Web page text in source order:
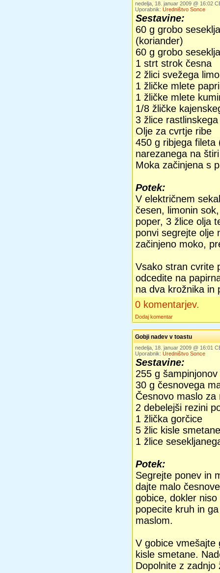
nedelja, 18. januar 2009 @ 16:02
Uporabnik: Uredništvo Sonce
Sestavine:
60 g grobo
(koriander)
60 g grobo
1 strt strok česna
2 žlici svežega
1 žličke mlete
1 žličke mlete
1/8 žličke
3 žlice rastlinskega
Olje za cvrtje ribe
450 g ribjega fileta
narezanega na
Moka začinjena s
Potek:
V električnem
česen, limonin
poper, 3 žlice olja
ponvi segrejte olje
začinjeno moko,
Vsako stran cvrite
odcedite na
na dva krožnika in
0 komentarjev.
Dodaj komentar
Gobji nadev v toastu
nedelja, 18. januar 2009 @ 16:01
Uporabnik: Uredništvo Sonce
Sestavine:
255 g šampinjonov
30 g česnovega
Česnovo maslo za
2 debelejši rezini
1 žlička gorčice
5 žlic kisle smetane
1 žlice
Potek:
Segrejte ponev in
dajte malo
gobice, dokler
popecite kruh in
maslom.
V gobice vmešajte
kisle smetane.
Dopolnite z